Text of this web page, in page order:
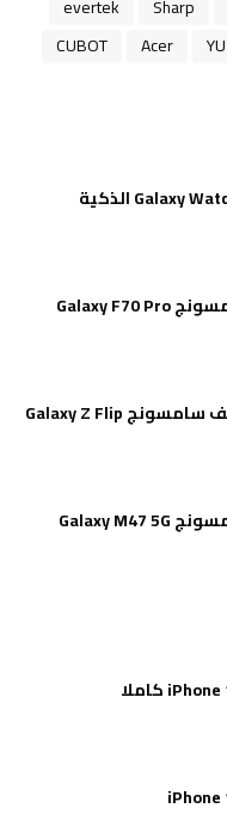
Sharp
evertek
YU
Acer
CUBOT
مواصفات هاتف سامسونج Galaxy F70 Pro
جميع مواصفات هاتف سامسونج Galaxy Z Flip
مواصفات هاتف سامسونج Galaxy M47 5G